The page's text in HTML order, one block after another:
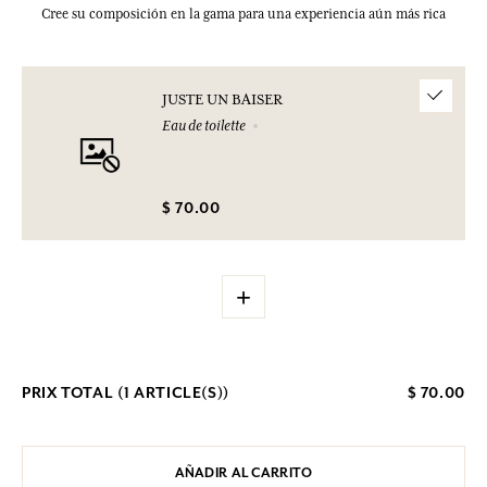
Cree su composición en la gama para una experiencia aún más rica
JUSTE UN BAISER
Eau de toilette
$ 70.00
+
PRIX TOTAL (1 ARTICLE(S)) $ 70.00
AÑADIR AL CARRITO